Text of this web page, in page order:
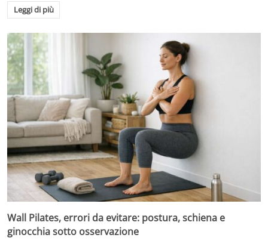
Leggi di più
Wall Pilates, errori da evitare: postura, schiena e
ginocchia sotto osservazione